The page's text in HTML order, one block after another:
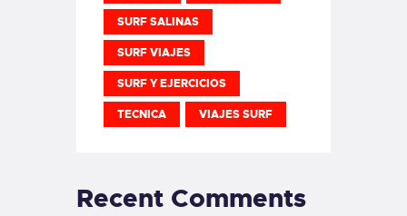
SURF SALINAS
SURF VIAJES
SURF Y EJERCICIOS
TECNICA VIAJES SURF
Recent Comments